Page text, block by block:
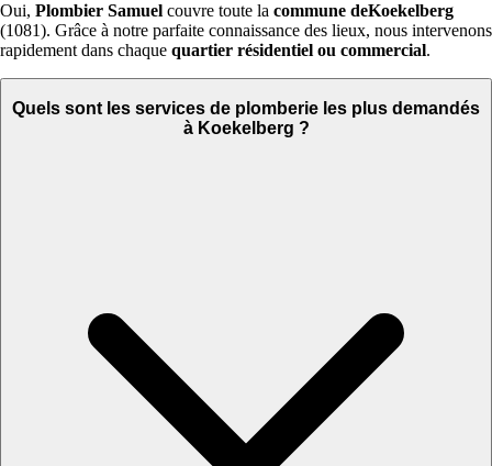
Oui, Plombier Samuel couvre toute la commune deKoekelberg
(1081). Grâce à notre parfaite connaissance des lieux, nous intervenons
rapidement dans chaque quartier résidentiel ou commercial.
Quels sont les services de plomberie les plus demandés
à Koekelberg ?